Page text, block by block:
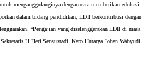
menganggulanginya dengan cara memberikan edukasi
dalam bidang pendidikan, LDII berkontribusi
“Pengajian yang diselenggarakan LDII di
H.Heri Sensustadi, Karo Hutarga Johan